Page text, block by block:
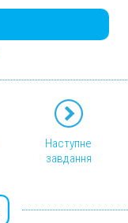
Наступне
завдання